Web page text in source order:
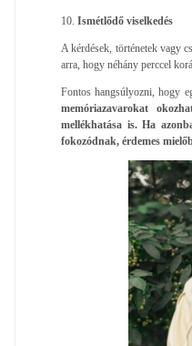
10. Ismétlődő viselkedés
A kérdések, történetek vagy
arra, hogy néhány perccel
Fontos hangsúlyozni, hogy
memóriazavarokat
mellékhatása is. Ha
fokozódnak, érdemes